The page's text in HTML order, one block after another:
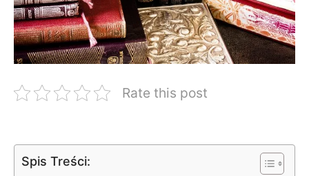
Rate this post
Spis Treści: